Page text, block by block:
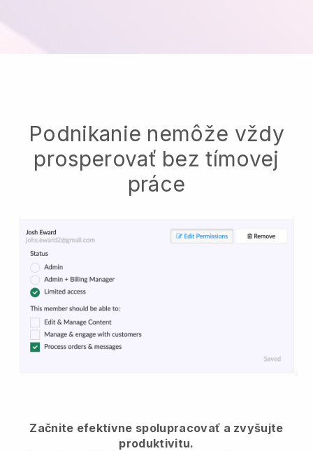
Podnikanie nemôže vždy
prosperovať bez tímovej
práce
Začnite efektívne spolupracovať a zvyšujte
produktivitu.